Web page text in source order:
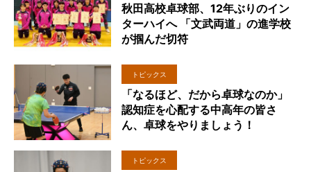
秋田高校卓球部、12年ぶりのイン
ターハイへ 「文武両道」の進学校
が掴んだ切符
トピックス
「なるほど、だから卓球なのか」
認知症を心配する中高年の皆さ
ん、卓球をやりましょう！
トピックス